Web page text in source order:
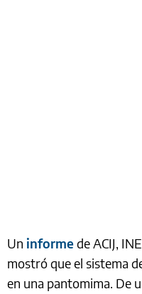
Un informede ACIJ,
mostró que el sistema
en una pantomima. De